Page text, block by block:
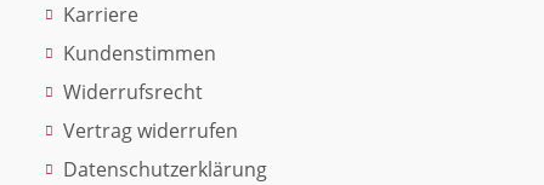
Karriere
Kundenstimmen
Widerrufsrecht
Vertrag widerrufen
Datenschutzerklärung